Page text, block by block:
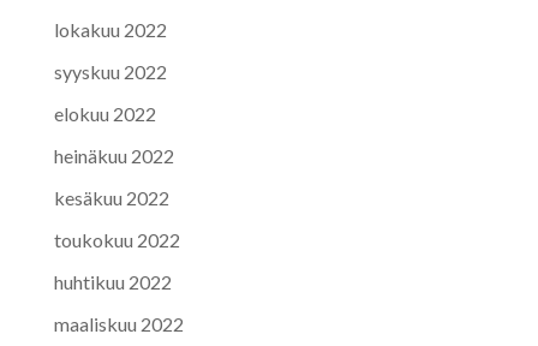
lokakuu 2022
syyskuu 2022
elokuu 2022
heinäkuu 2022
kesäkuu 2022
toukokuu 2022
huhtikuu 2022
maaliskuu 2022